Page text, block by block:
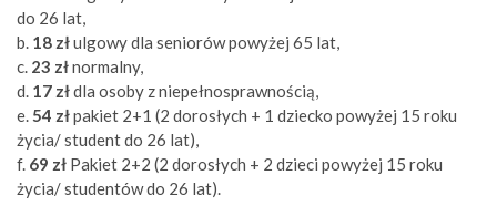
do 26 lat,
b. 18 złulgowy dla seniorów powyżej 65 lat,
c. 23 złnormalny,
d. 17 złdla osoby z niepełnosprawnością,
e.54 złpakiet 2+1 (2 dorosłych + 1 dziecko powyżej 15 roku
życia/ student do 26 lat),
f. 69 zł Pakiet 2+2 (2 dorosłych + 2 dzieci powyżej 15 roku
życia/ studentów do 26 lat).